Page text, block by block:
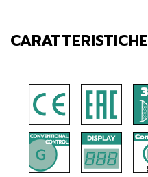
CARATTERISTICHE